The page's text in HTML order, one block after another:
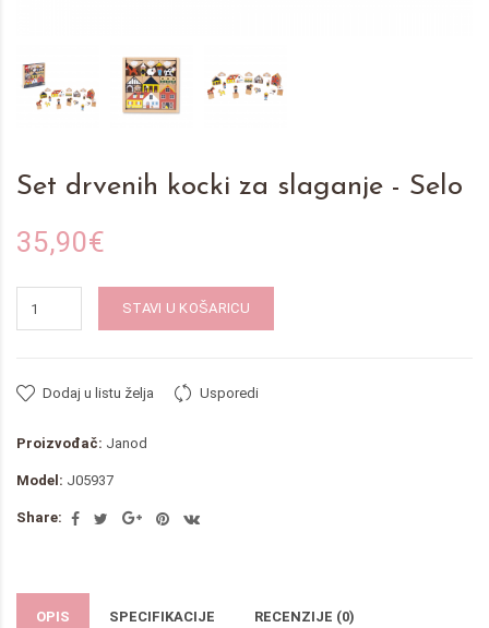
Set drvenih kocki za slaganje - Selo
35,90€
STAVI U KOŠARICU
Dodaj u listu želja Usporedi
Proizvođač: Janod
Model: J05937
Share:
OPIS SPECIFIKACIJE RECENZIJE (0)